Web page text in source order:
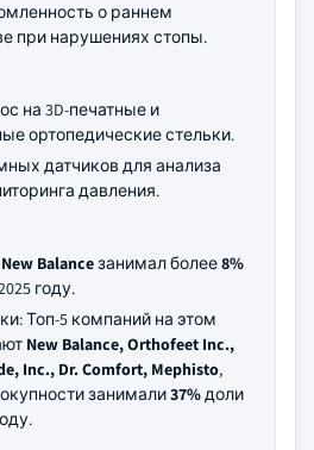
о раннем
при нарушениях стопы.
на 3D-печатные и
ортопедические стельки.
датчиков для анализа
давления.
New Balanceзанимал более8%
году.
Топ-5 компаний на этом
New Balance, Orthofeet Inc.,
Inc., Dr. Comfort, Mephisto,
занимали37%доли